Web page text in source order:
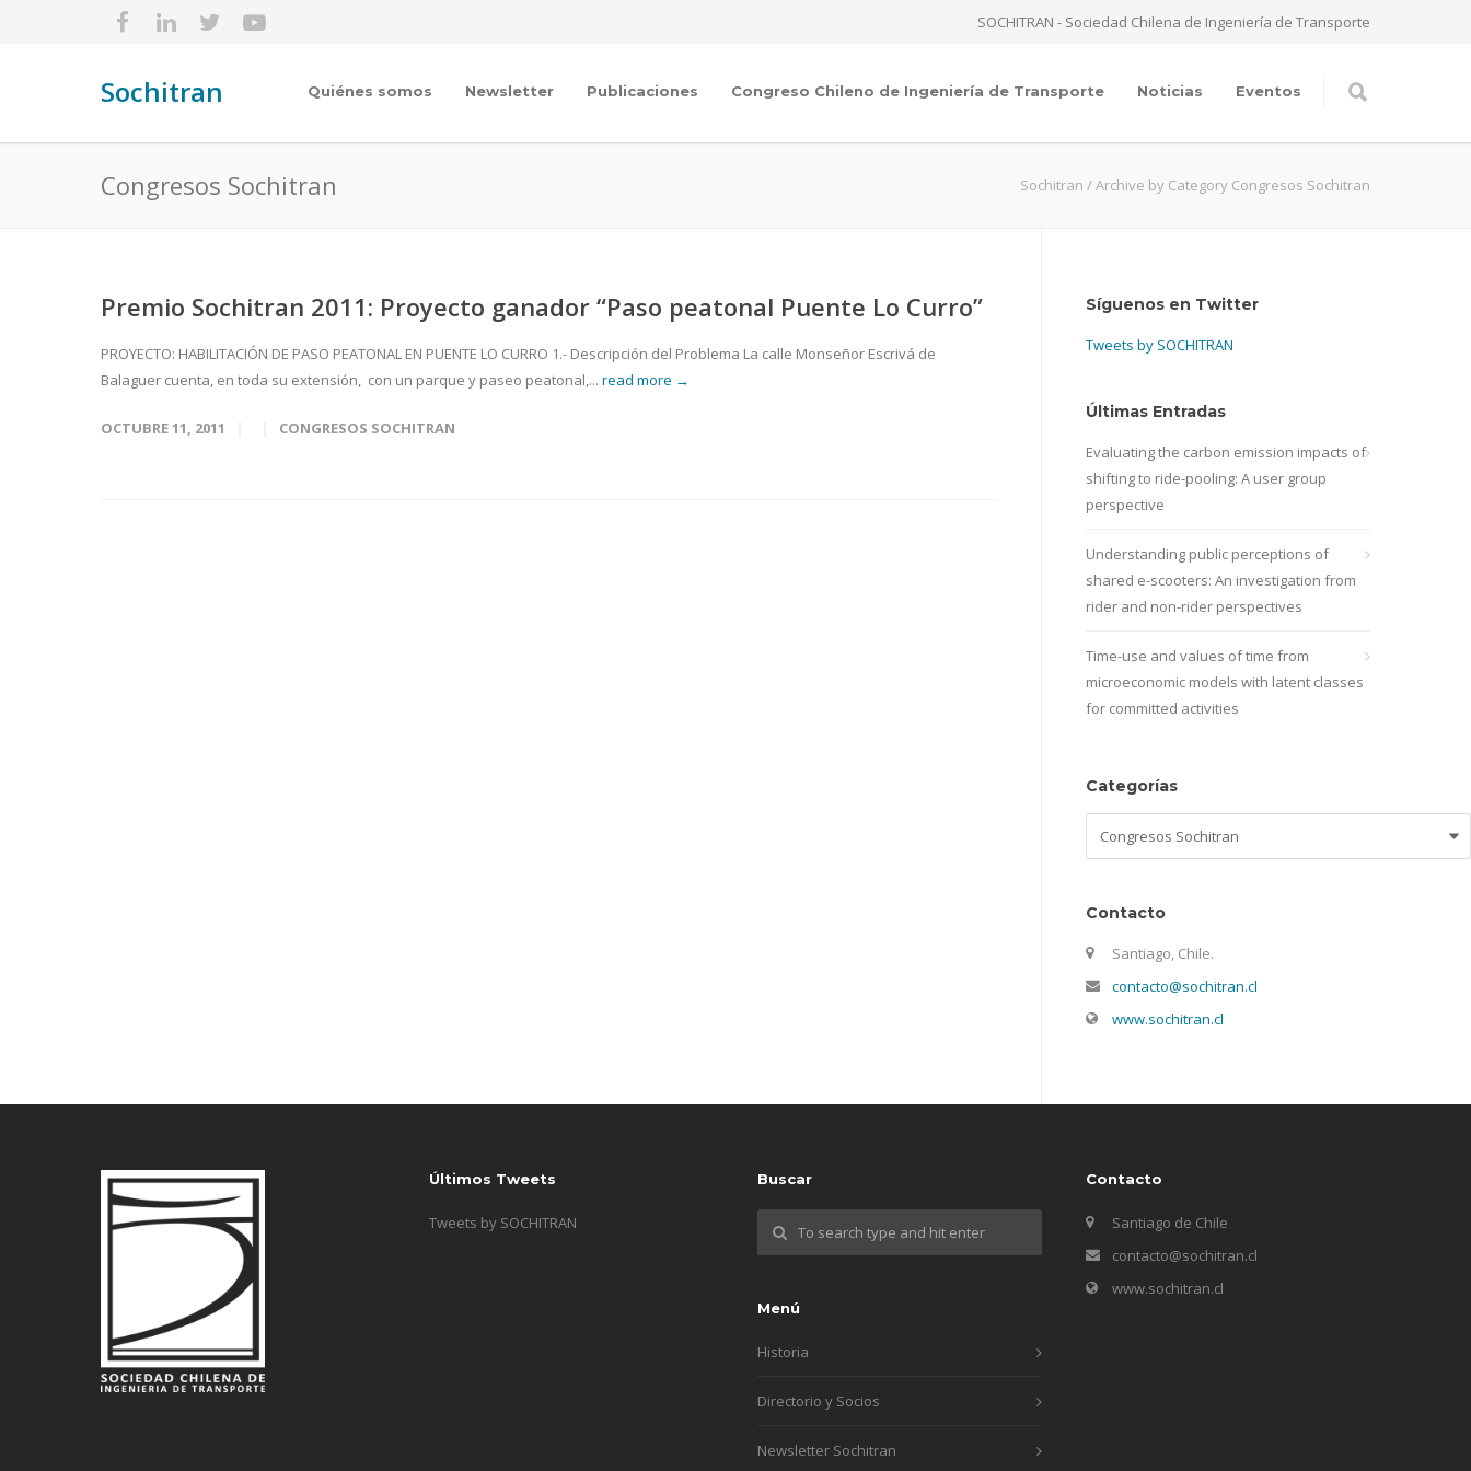
SOCHITRAN - Sociedad Chilena de Ingeniería de Transporte
Sochitran Quiénes somos Newsletter Publicaciones Congreso Chileno de Ingeniería de Transporte Noticias Eventos
Congresos Sochitran Sochitran /Archive by Category Congresos Sochitran
Premio Sochitran 2011: Proyecto ganador “Paso peatonal Puente Lo Curro”
PROYECTO: HABILITACIÓN DE PASO PEATONAL EN PUENTE LO CURRO 1.- Descripción del Problema La calle Monseñor Escrivá de
Balaguer cuenta, en toda su extensión, con un parque y paseo peatonal,... read more →
OCTUBRE 11, 2011 CONGRESOS SOCHITRAN
Síguenos en Twitter
Tweets by SOCHITRAN
Últimas Entradas
Evaluating the carbon emission impacts of
shifting to ride-pooling: A user group
perspective
Understanding public perceptions of
shared e-scooters: An investigation from
rider and non-rider perspectives
Time-use and values of time from
microeconomic models with latent classes
for committed activities
Categorías
Contacto
Santiago, Chile.
contacto@sochitran.cl
www.sochitran.cl
Últimos Tweets
Tweets by SOCHITRAN
Buscar
Menú
Historia
Directorio y Socios
Newsletter Sochitran
Contacto
Santiago de Chile
contacto@sochitran.cl
www.sochitran.cl